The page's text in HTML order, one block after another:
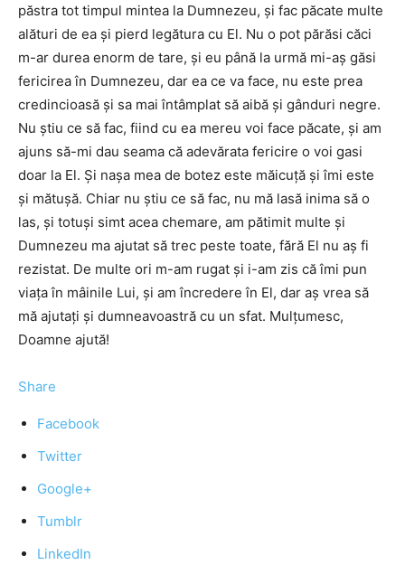
păstra tot timpul mintea la Dumnezeu, și fac păcate multe
alături de ea și pierd legătura cu El. Nu o pot părăsi căci
m-ar durea enorm de tare, și eu până la urmă mi-aș găsi
fericirea în Dumnezeu, dar ea ce va face, nu este prea
credincioasă și sa mai întâmplat să aibă și gânduri negre.
Nu știu ce să fac, fiind cu ea mereu voi face păcate, și am
ajuns să-mi dau seama că adevărata fericire o voi gasi
doar la El. Și nașa mea de botez este măicuță și îmi este
și mătușă. Chiar nu știu ce să fac, nu mă lasă inima să o
las, și totuși simt acea chemare, am pătimit multe și
Dumnezeu ma ajutat să trec peste toate, fără El nu aș fi
rezistat. De multe ori m-am rugat și i-am zis că îmi pun
viața în mâinile Lui, și am încredere în El, dar aș vrea să
mă ajutați și dumneavoastră cu un sfat. Mulțumesc,
Doamne ajută!
Share
Facebook
Twitter
Google+
Tumblr
LinkedIn